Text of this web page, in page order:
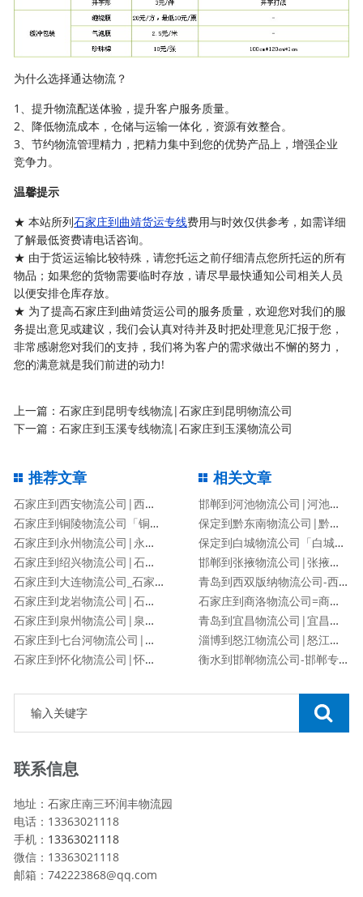
为什么选择通达物流？
1、提升物流配送体验，提升客户服务质量。
2、降低物流成本，仓储与运输一体化，资源有效整合。
3、节约物流管理精力，把精力集中到您的优势产品上，增强企业
竞争力。
温馨提示
★ 本站所列石家庄到曲靖货运专线费用与时效仅供参考，如需详细
了解最低资费请电话咨询。
★ 由于货运运输比较特殊，请您托运之前仔细清点您所托运的所有
物品；如果您的货物需要临时存放，请尽早最快通知公司相关人员
以便安排仓库存放。
★ 为了提高石家庄到曲靖货运公司的服务质量，欢迎您对我们的服
务提出意见或建议，我们会认真对待并及时把处理意见汇报于您，
非常感谢您对我们的支持，我们将为客户的需求做出不懈的努力，
您的满意就是我们前进的动力!
上一篇：石家庄到昆明专线物流|石家庄到昆明物流公司
下一篇：石家庄到玉溪专线物流|石家庄到玉溪物流公司
推荐文章
石家庄到西安物流公司|西安专线
石家庄到铜陵物流公司「铜陵专线」
石家庄到永州物流公司|永州专线
石家庄到绍兴物流公司|石家庄到绍兴物流专线
石家庄到大连物流公司_石家庄到大连物流专线
石家庄到龙岩物流公司|石家庄到龙岩物流专线
石家庄到泉州物流公司|泉州专线
石家庄到七台河物流公司|石家庄到七台河物流专线
石家庄到怀化物流公司|怀化专线
相关文章
邯郸到河池物流公司|河池专线
保定到黔东南物流公司|黔东南专线
保定到白城物流公司「白城专线」
邯郸到张掖物流公司|张掖专线
青岛到西双版纳物流公司-西双版纳专线
石家庄到商洛物流公司=商洛专线
青岛到宜昌物流公司|宜昌专线
淄博到怒江物流公司|怒江专线
衡水到邯郸物流公司-邯郸专线
联系信息
地址：石家庄南三环润丰物流园
电话：13363021118
手机： 13363021118
微信：13363021118
邮箱：742223868@qq.com